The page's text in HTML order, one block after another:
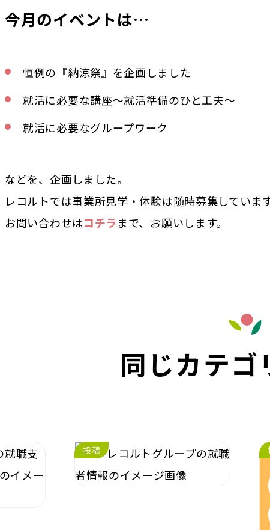
今月のイベントは…
恒例の『納涼祭』を企画しました
就活に必要な講座〜就活準備のひと工夫〜
就活に必要なグループワーク
などを、企画しました。
レコルトでは事業所見学・体験は随時募集していま
お問い合わせはコチラ まで、お願いします。
同じカテゴ
投稿